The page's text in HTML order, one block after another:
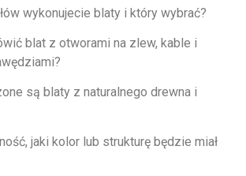
wykonujecie blaty i który wybrać?
blat z otworami na zlew, kable i
są blaty z naturalnego drewna i
jaki kolor lub strukturę będzie miał